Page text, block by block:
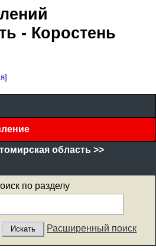
- Коростень
область >>
по разделу
Расширенный поиск